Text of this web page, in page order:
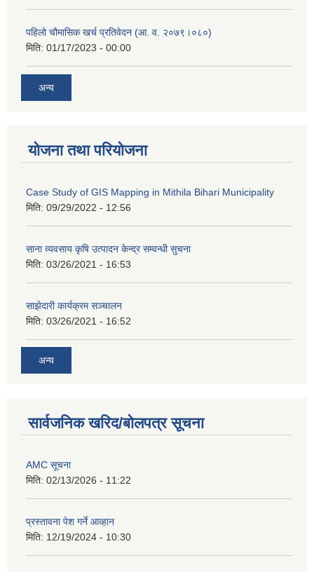
पहिलो चौमासिक खर्च प्रतिवेदन (आ. व. २०७९।०८०)
मिति: 01/17/2023 - 00:00
अन्य
योजना तथा परियोजना
Case Study of GIS Mapping in Mithila Bihari Municipality
मिति: 09/29/2022 - 12:56
साना व्यवसाय कृषि उत्पादन केन्द्र सम्वन्धी सुचना
मिति: 03/26/2021 - 16:53
साझेदारी कार्यक्रम सञ्चालन
मिति: 03/26/2021 - 16:52
अन्य
सार्वजनिक खरिद/बोलपत्र सूचना
AMC सूचना
मिति: 02/13/2026 - 11:22
प्रस्तावना पेश गर्ने आव्हान
मिति: 12/19/2024 - 10:30